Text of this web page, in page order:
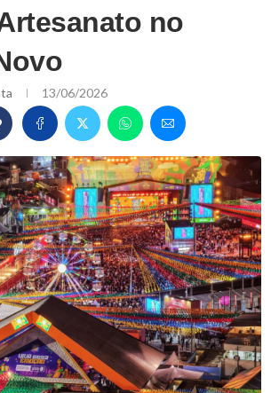
no
13/06/2026